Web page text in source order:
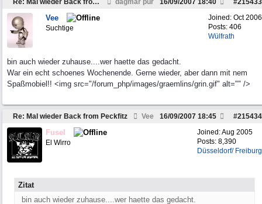
Re: Mal wieder Back from Peckfitz dagmar pur #215433
16/09/2007 18:40
Joined: Oct 2006
Posts: 406
Wülfrath
Vee
Suchtige
bin auch wieder zuhause....wer haette das gedacht.
War ein echt schoenes Wochenende. Gerne wieder, aber dann mit nem
Spaßmobiel!! <img src="/forum_php/images/graemlins/grin.gif" alt="" />
Re: Mal wieder Back from Peckfitz Vee #215434
16/09/2007 18:45
Joined:Aug 2005
Posts: 8,390
Düsseldorf/ Freiburg
Fusel
El Wirro
Zitat
bin auch wieder zuhause....wer haette das gedacht.